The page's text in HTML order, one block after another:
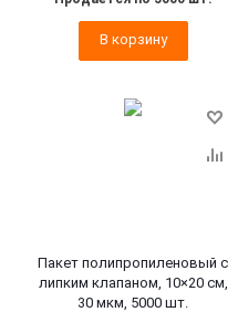
В корзину
Пакет полипропиленовый с
липким клапаном, 10×20 см,
30 мкм, 5000 шт.